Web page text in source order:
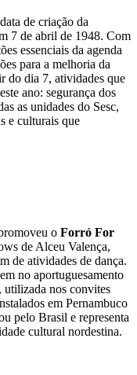
de criação da
7 de abril de 1948. Com
essenciais da agenda
para a melhoria da
do dia 7, atividades que
ano: segurança dos
as unidades do Sesc,
e culturais que
o Forró For
de Alceu Valença,
de atividades de dança.
no aportuguesamento
utilizada nos convites
em Pernambuco
pelo Brasil e representa
cultural nordestina.